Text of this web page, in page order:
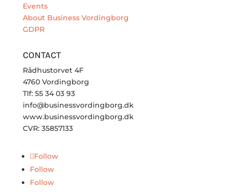
Events
About Business Vordingborg
GDPR
CONTACT
Rådhustorvet 4F
4760 Vordingborg
Tlf: 55 34 03 93
info@businessvordingborg.dk
www.businessvordingborg.dk
CVR: 35857133
Follow
Follow
Follow